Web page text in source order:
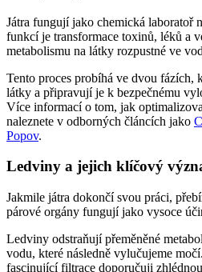
Játra fungují jako chemická laboratoř
funkcí je transformace toxinů, léků a
metabolismu na látky rozpustné ve
Tento proces probíhá ve dvou fázích,
látky a připravují je k bezpečnému
Více informací o tom, jak
naleznete v odborných článcích jako
Popov.
Ledviny a jejich klíčový
Jakmile játra dokončí svou práci,
párové orgány fungují jako vysoce
Ledviny odstraňují přeměněné
vodu, které následně vylučujeme
fascinující filtrace doporučuji